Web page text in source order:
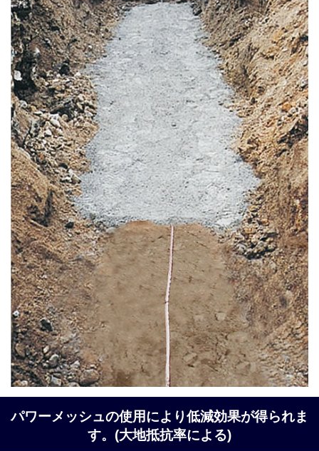
パワーメッシュの使用により低減効果が得られま
す。(大地抵抗率による)